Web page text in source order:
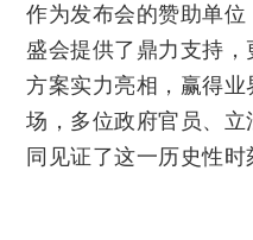
作为发布会的赞助单
盛会提供了鼎力支持
方案实力亮相，赢得
场，多位政府官员、
同见证了这一历史性时